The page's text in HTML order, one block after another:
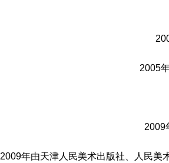
2005
2009
2009年由天津人民美术出版社、人民美